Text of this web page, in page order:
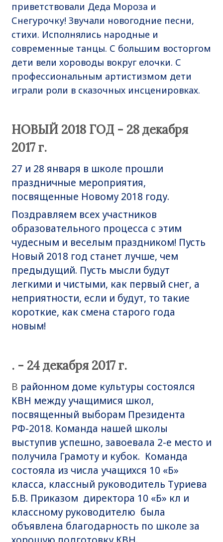
приветствовали Деда Мороза и
Снегурочку! Звучали новогодние песни,
стихи. Исполнялись народные и
современные танцы. С большим восторгом
дети вели хороводы вокруг елочки. С
профессиональным артистизмом дети
играли роли в сказочных инсценировках.
НОВЫЙ 2018 ГОД - 28 декабря
2017 г.
27 и 28 января в школе прошли
праздничные мероприятия,
посвященные Новому 2018 году.
Поздравляем всех участников
образовательного процесса с этим
чудесным и веселым праздником! Пусть
Новый 2018 год станет лучше, чем
предыдущий. Пусть мысли будут
легкими и чистыми, как первый снег, а
неприятности, если и будут, то такие
короткие, как смена старого года
новым!
. - 24 декабря 2017 г.
В районном доме культуры состоялся
КВН между учащимися школ,
посвященный выборам Президента
РФ-2018. Команда нашей школы
выступив успешно, завоевала 2-е место и
получила Грамоту и кубок. Команда
состояла из числа учащихся 10 «Б»
класса, классный руководитель Туриева
Б.В. Приказом директора 10 «Б» кл и
классному руководителю была
объявлена благодарность по школе за